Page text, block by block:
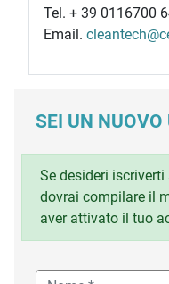
Tel. + 39 0116700
Email.
SEI UN NUOVO
Se desideri
dovrai compilare il
aver attivato il tuo